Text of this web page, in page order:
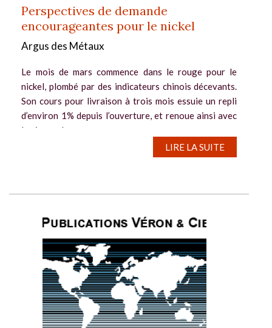
Perspectives de demande
encourageantes pour le nickel
Argus des Métaux
Le mois de mars commence dans le rouge pour le
nickel, plombé par des indicateurs chinois décevants.
Son cours pour livraison à trois mois essuie un repli
d’environ 1% depuis l’ouverture, et renoue ainsi avec
le niveau de son cours...